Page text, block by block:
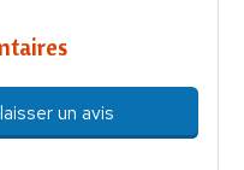
un avis